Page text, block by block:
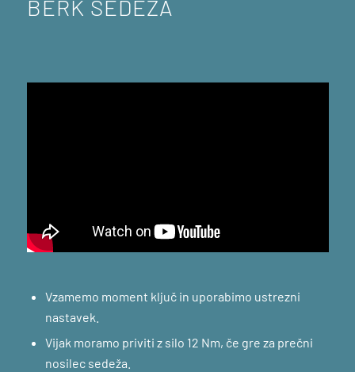
BERK SEDEŽA
Vzamemo moment ključ in uporabimo ustrezni
nastavek.
Vijak moramo priviti z silo 12 Nm, če gre za prečni
nosilec sedeža.